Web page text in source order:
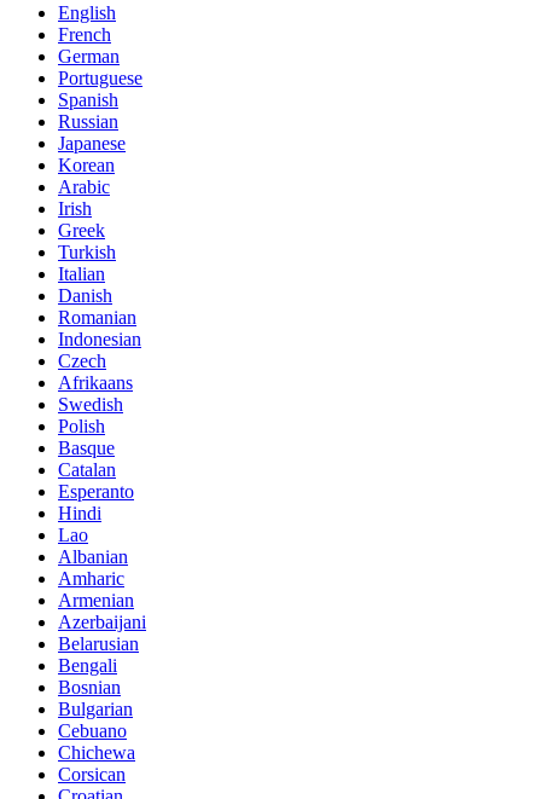
English
French
German
Portuguese
Spanish
Russian
Japanese
Korean
Arabic
Irish
Greek
Turkish
Italian
Danish
Romanian
Indonesian
Czech
Afrikaans
Swedish
Polish
Basque
Catalan
Esperanto
Hindi
Lao
Albanian
Amharic
Armenian
Azerbaijani
Belarusian
Bengali
Bosnian
Bulgarian
Cebuano
Chichewa
Corsican